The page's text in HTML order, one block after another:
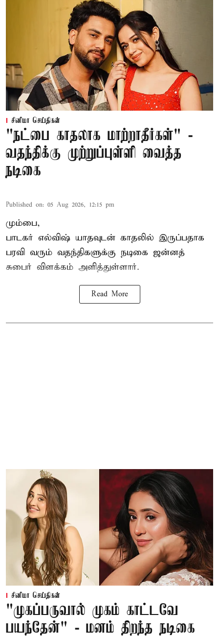
சினிமா செய்திகள்
"நட்பை காதலாக மாற்றாதீர்கள்" -
வதந்திக்கு முற்றுப்புள்ளி வைத்த
நடிகை
Published on: 05 Aug 2026, 12:15 pm
மும்பை,
பாடகர் எல்விஷ் யாதவுடன் காதலில் இருப்பதாக
பரவி வரும் வதந்திகளுக்கு நடிகை ஜன்னத்
சுபைர் விளக்கம் அளித்துள்ளார்.
Read More
சினிமா செய்திகள்
"முகப்பருவால் முகம் காட்டவே
பயந்தேன்" - மனம் திறந்த நடிகை